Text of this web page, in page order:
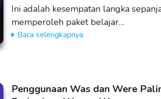
Ini adalah kesempatan langka
memperoleh paket belajar…
Baca selengkapnya
Penggunaan Was dan Were